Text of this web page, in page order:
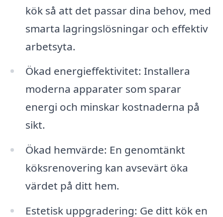
kök så att det passar dina behov, med
smarta lagringslösningar och effektiv
arbetsyta.
Ökad energieffektivitet: Installera
moderna apparater som sparar
energi och minskar kostnaderna på
sikt.
Ökad hemvärde: En genomtänkt
köksrenovering kan avsevärt öka
värdet på ditt hem.
Estetisk uppgradering: Ge ditt kök en